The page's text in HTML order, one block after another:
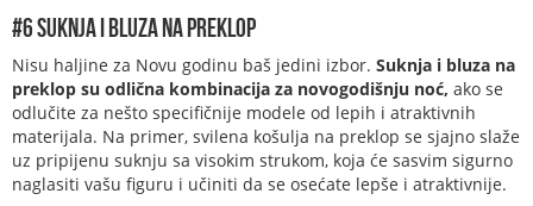
#6 Suknja i bluza na preklop
Nisu haljine za Novu godinu baš jedini izbor. Suknja i bluza na
preklop su odlična kombinacija za novogodišnju noć, ako se
odlučite za nešto specifičnije modele od lepih i atraktivnih
materijala. Na primer, svilena košulja na preklop se sjajno slaže
uz pripijenu suknju sa visokim strukom, koja će sasvim sigurno
naglasiti vašu figuru i učiniti da se osećate lepše i atraktivnije.